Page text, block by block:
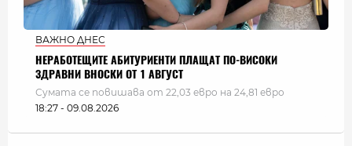
ВАЖНО ДНЕС
НЕРАБОТЕЩИТЕ АБИТУРИЕНТИ ПЛАЩАТ ПО-ВИСОКИ
ЗДРАВНИ ВНОСКИ ОТ 1 АВГУСТ
Сумата се повишава от 22,03 евро на 24,81 евро
18:27 - 09.08.2026